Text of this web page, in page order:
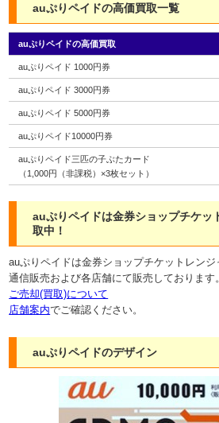
auぷりペイドの高価買取一覧
auぷりペイドの高価買取
auぷりペイド 1000円券
auぷりペイド 3000円券
auぷりペイド 5000円券
auぷりペイド10000円券
auぷりペイド三匹の子ぶたカード
（1,000円（非課税）×3枚セット）
auぷりペイドは金券ショップチケッ
取中！
auぷりペイドは金券ショップチケットレンジ
通信販売および各店舗にて販売しております
ご売却(買取)について
店舗案内でご確認ください。
auぷりペイドのデザイン